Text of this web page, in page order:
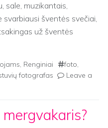
sale, muzikantais,
šventės svečiai,
už šventės
, Renginiai foto,
fotografas
Leave a